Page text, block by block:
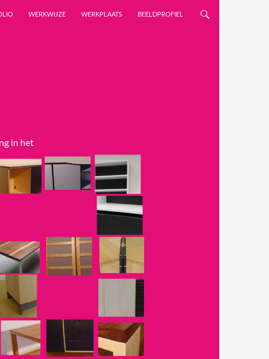
WERKWIJZE WERKPLAATS BEELDPROFIEL
in het